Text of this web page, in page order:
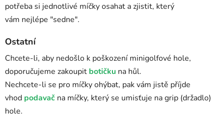
potřeba si jednotlivé míčky osahat a zjistit, který
vám nejlépe "sedne".
Ostatní
Chcete-li, aby nedošlo k poškození minigolfové hole,
doporučujeme zakoupit botičku na hůl.
Nechcete-li se pro míčky ohýbat, pak vám jistě příjde
vhod podavač na míčky, který se umisťuje na grip (držadlo)
hole.